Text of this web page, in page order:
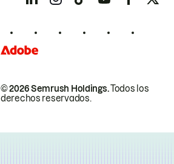
© 2026 Semrush Holdings.Todos los
derechos reservados.